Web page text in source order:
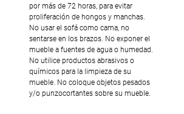
por más de 72 horas, para evitar
proliferación de hongos y manchas.
No usar el sofá como cama, no
sentarse en los brazos. No exponer el
mueble a fuentes de agua o humedad.
No utilice productos abrasivos o
químicos para la limpieza de su
mueble. No coloque objetos pesados
y/o punzocortantes sobre su mueble.